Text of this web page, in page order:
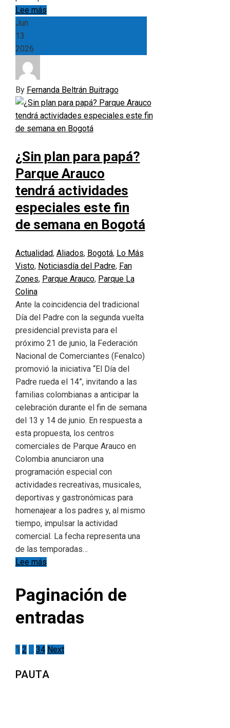
Lee más
Jun
13
2026
By Fernanda Beltrán Buitrago
¿Sin plan para papá?
Parque Arauco
tendrá actividades
especiales este fin
de semana en Bogotá
Actualidad, Aliados, Bogotá, Lo Más
Visto, Noticiasdía del Padre, Fan
Zones, Parque Arauco, Parque La
Colina
Ante la coincidencia del tradicional
Día del Padre con la segunda vuelta
presidencial prevista para el
próximo 21 de junio, la Federación
Nacional de Comerciantes (Fenalco)
promovió la iniciativa “El Día del
Padre rueda el 14”, invitando a las
familias colombianas a anticipar la
celebración durante el fin de semana
del 13 y 14 de junio. En respuesta a
esta propuesta, los centros
comerciales de Parque Arauco en
Colombia anunciaron una
programación especial con
actividades recreativas, musicales,
deportivas y gastronómicas para
homenajear a los padres y, al mismo
tiempo, impulsar la actividad
comercial. La fecha representa una
de las temporadas…
Lee más
Paginación de
entradas
1 2 34 Next
PAUTA